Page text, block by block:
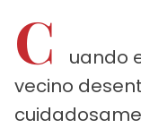
C
uando
vecino